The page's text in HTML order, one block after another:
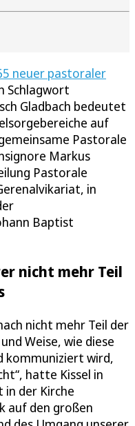
neuer pastoraler
Schlagwort
Gladbach bedeutet
auf
Pastorale
Markus
Pastorale
in
Baptist
nicht mehr Teil
nicht mehr Teil der
Weise, wie diese
kommuniziert wird,
hatte Kissel in
der Kirche
auf den großen